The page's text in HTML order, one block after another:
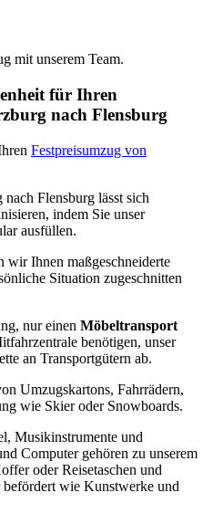
mit unserem Team.
für Ihren
nach Flensburg
Festpreisumzug von
Flensburg lässt sich
indem Sie unser
ausfüllen.
wir Ihnen maßgeschneiderte
Situation zugeschnitten
nur einen Möbeltransport
benötigen, unser
an Transportgütern ab.
Umzugskartons, Fahrrädern,
wie Skier oder Snowboards.
Musikinstrumente und
Computer gehören zu unserem
oder Reisetaschen und
wie Kunstwerke und